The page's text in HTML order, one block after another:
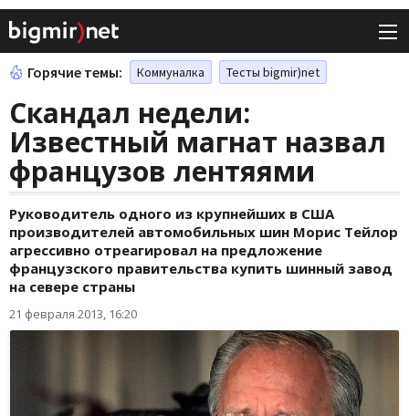
Горячие темы: Коммуналка Тесты bigmir)net
Скандал недели:
Известный магнат назвал
французов лентяями
Руководитель одного из крупнейших в США
производителей автомобильных шин Морис Тейлор
агрессивно отреагировал на предложение
французского правительства купить шинный завод
на севере страны
21 февраля 2013, 16:20